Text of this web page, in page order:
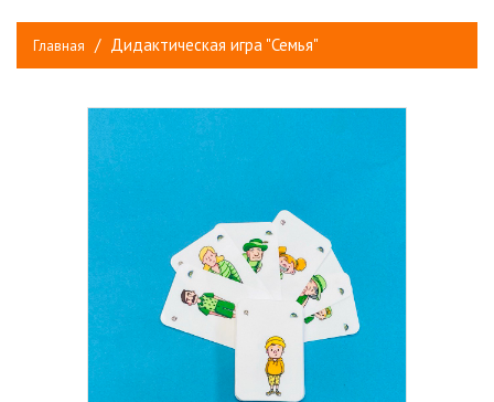
Главная Дидактическая игра "Семья"